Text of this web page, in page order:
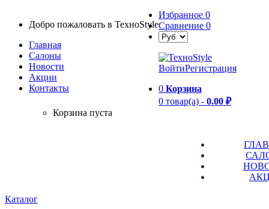
Добро пожаловать в TexноStyle
Главная
Салоны
Новости
Aкции
Контакты
Избранное 0
Сравнение 0
ВойтиРегистрация
0 Корзина
0 товар(а) - 0.00 ₽
Корзина пуста
Каталог